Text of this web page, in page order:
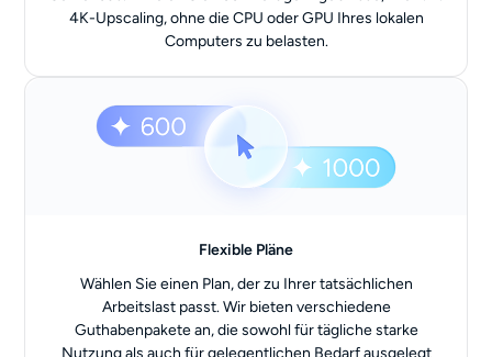
4K-Upscaling, ohne die CPU oder GPU Ihres lokalen
Computers zu belasten.
Flexible Pläne
Wählen Sie einen Plan, der zu Ihrer tatsächlichen
Arbeitslast passt. Wir bieten verschiedene
Guthabenpakete an, die sowohl für tägliche starke